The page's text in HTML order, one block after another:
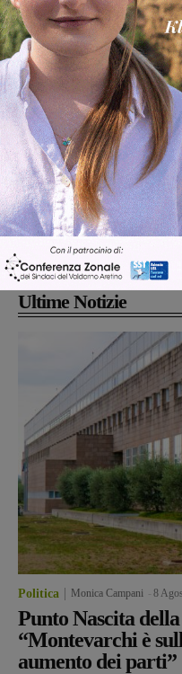
Cronaca 4 Agosto 2026
Un anno fa la
Gianni, Giulia e
processo, lo stop ai
Articolo precedente
Migranti al Saltino, a M5S replica il
sindaco: “Mi sarei aspettato di
fare fronte comune”
Ultime Notizie
Politica Monica Campani 8
Punto Nascita
“Montevarchi è
aumento dei parti”